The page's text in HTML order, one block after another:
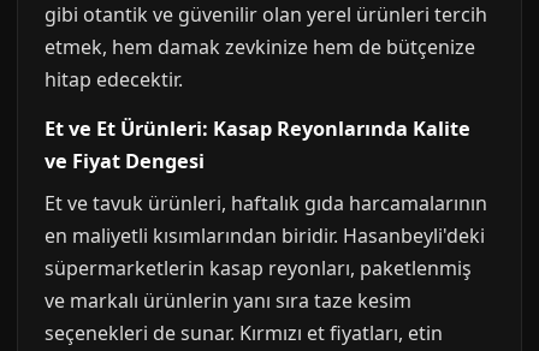
gibi otantik ve güvenilir olan yerel ürünleri tercih
etmek, hem damak zevkinize hem de bütçenize
hitap edecektir.
Et ve Et Ürünleri: Kasap Reyonlarında Kalite
ve Fiyat Dengesi
Et ve tavuk ürünleri, haftalık gıda harcamalarının
en maliyetli kısımlarından biridir. Hasanbeyli'deki
süpermarketlerin kasap reyonları, paketlenmiş
ve markalı ürünlerin yanı sıra taze kesim
seçenekleri de sunar. Kırmızı et fiyatları, etin